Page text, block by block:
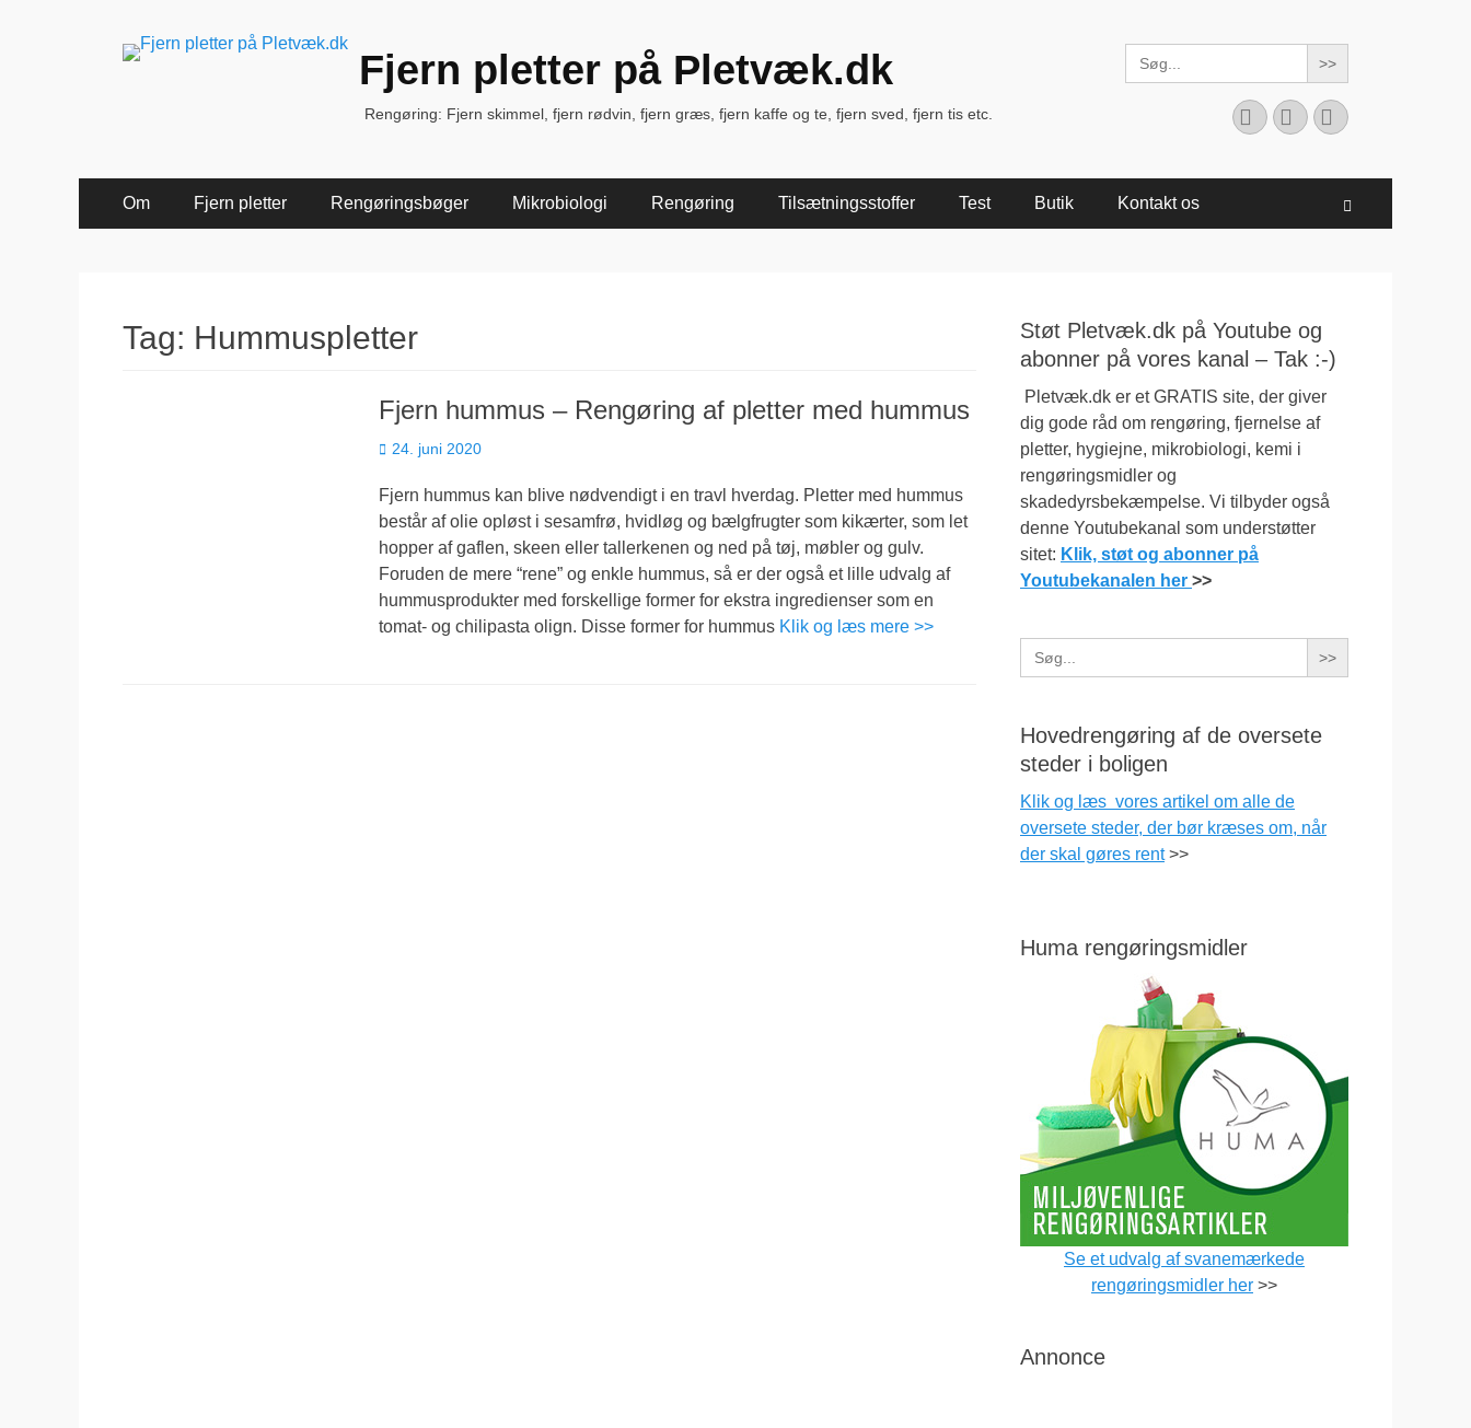
Fjern pletter på Pletvæk.dk
Rengøring: Fjern skimmel, fjern rødvin, fjern græs, fjern kaffe og te, fjern sved, fjern tis etc.
Search
for:
Facebook
YouTubeInstagram
Primær
Menu
Om Fjern pletter Rengøringsbøger Mikrobiologi Rengøring Tilsætningsstoffer Test Butik Kontakt os
Tag: Hummuspletter
Fjern hummus – Rengøring af pletter med hummus
Udgivet
24. juni 2020
Fjern hummus kan blive nødvendigt i en travl hverdag. Pletter med hummus
består af olie opløst i sesamfrø, hvidløg og bælgfrugter som kikærter, som let
hopper af gaflen, skeen eller tallerkenen og ned på tøj, møbler og gulv.
Foruden de mere “rene” og enkle hummus, så er der også et lille udvalg af
hummusprodukter med forskellige former for ekstra ingredienser som en
tomat- og chilipasta olign. Disse former for hummus Klik og læs mere >>
Støt Pletvæk.dk på Youtube og
abonner på vores kanal – Tak :-)
Pletvæk.dk er et GRATIS site, der giver
dig gode råd om rengøring, fjernelse af
pletter, hygiejne, mikrobiologi, kemi i
rengøringsmidler og
skadedyrsbekæmpelse. Vi tilbyder også
denne Youtubekanal som understøtter
sitet: Klik, støt og abonner på
Youtubekanalen her >>
Search
for:
Hovedrengøring af de oversete
steder i boligen
Klik og læs vores artikel om alle de
oversete steder, der bør kræses om, når
der skal gøres rent>>
Huma rengøringsmidler
Se et udvalg af svanemærkede
rengøringsmidler her >>
Annonce